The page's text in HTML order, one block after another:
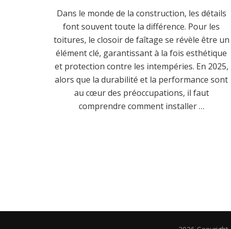
Dans le monde de la construction, les détails
font souvent toute la différence. Pour les
toitures, le closoir de faîtage se révèle être un
élément clé, garantissant à la fois esthétique
et protection contre les intempéries. En 2025,
alors que la durabilité et la performance sont
au cœur des préoccupations, il faut
comprendre comment installer …